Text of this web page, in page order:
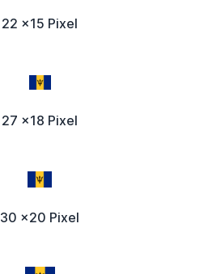
22 x15 Pixel
27 x18 Pixel
30 x20 Pixel